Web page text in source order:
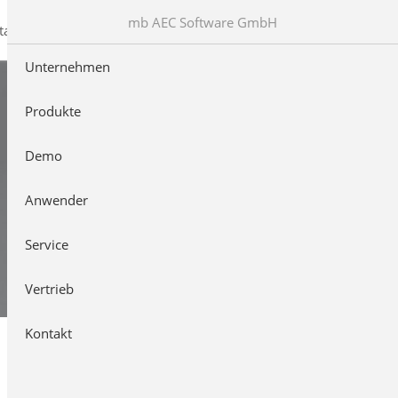
mb AEC Software GmbH
Unternehmen
Produkte
Demo
Anwender
Service
Vertrieb
Kontakt